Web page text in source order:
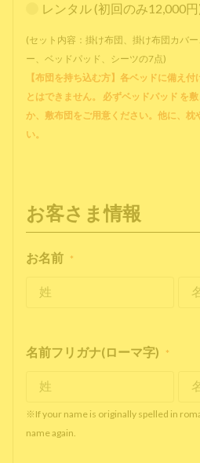
レンタル (初回のみ12,000円
(セット内容：掛け布団、掛け布団カバ
ー、ベッドパッド、シーツの7点)
【布団を持ち込む方】各ベッドに備え
とはできません。 必ずベッドパッド を
か、敷布団をご用意ください。他に、枕
い。
お客さま情報
お名前 *
名前フリガナ(ローマ字) *
※If your name is originally spelled in
name again.